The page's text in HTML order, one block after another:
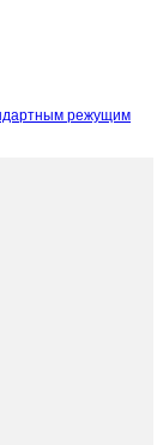
режущим